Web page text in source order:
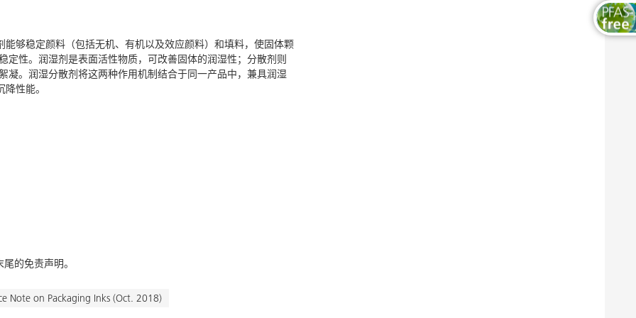
能够稳定颜料（包括无机、有机以及效应颜料）和填料，使固体颗
性。润湿剂是表面活性物质，可改善固体的润湿性；分散剂则
。润湿分散剂将这两种作用机制结合于同一产品中，兼具润湿
性能。
尾的免责声明。
Note on Packaging Inks (Oct. 2018)